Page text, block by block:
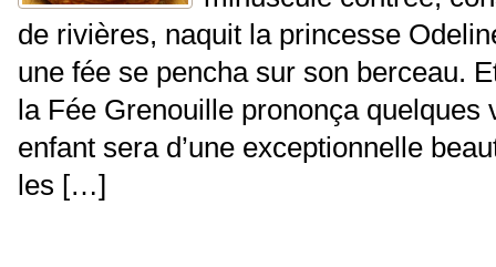
de rivières, naquit la princesse
une fée se pencha sur son berceau.
la Fée Grenouille prononça
enfant sera d’une exceptionnelle
les […]